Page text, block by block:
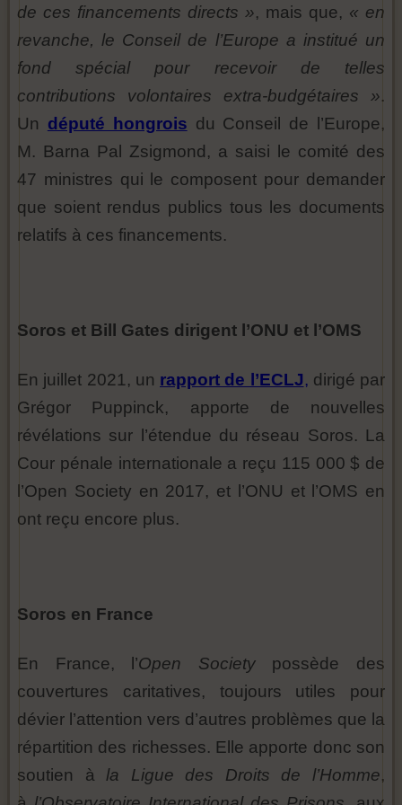
de ces financements directs », mais que, « en
revanche, le Conseil de l’Europe a institué un
fond spécial pour recevoir de telles
contributions volontaires extra-budgétaires ».
Un député hongrois du Conseil de l’Europe,
M. Barna Pal Zsigmond, a saisi le comité des
47 ministres qui le composent pour demander
que soient rendus publics tous les documents
relatifs à ces financements.
Soros et Bill Gates dirigent l’ONU et l’OMS
En juillet 2021, un rapport de l’ECLJ, dirigé par
Grégor Puppinck, apporte de nouvelles
révélations sur l’étendue du réseau Soros. La
Cour pénale internationale a reçu 115 000 $ de
l’Open Society en 2017, et l’ONU et l’OMS en
ont reçu encore plus.
Soros en France
En France, l’Open Societypossède des
couvertures caritatives, toujours utiles pour
dévier l’attention vers d’autres problèmes que la
répartition des richesses. Elle apporte donc son
soutien à la Ligue des Droits de l’Homme,